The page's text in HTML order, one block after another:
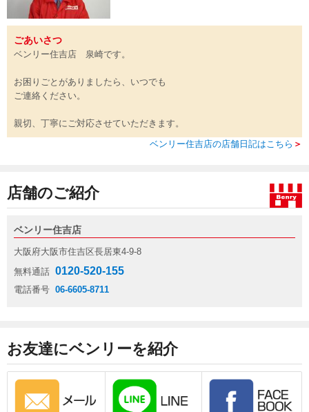
ごあいさつ
ベンリー住吉店 泉崎です。
お困りごとがありましたら、いつでも
ご連絡ください。
親切、丁寧にご対応させていただきます。
ベンリー住吉店の店舗日記はこちら ＞
店舗のご紹介
ベンリー住吉店
大阪府大阪市住吉区長居東4-9-8
無料通話 0120-520-155
電話番号 06-6605-8711
お友達にベンリーを紹介